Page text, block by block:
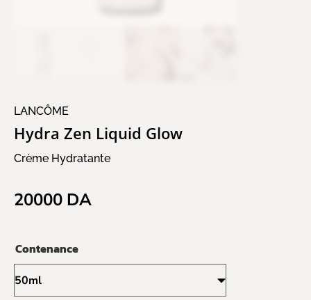
LANCÔME
Hydra Zen Liquid Glow
Crème Hydratante
20000 DA
Contenance